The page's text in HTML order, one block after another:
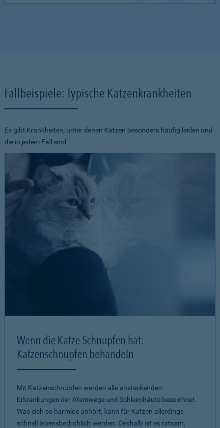
Fallbeispiele: Typische Katzenkrankheiten
Es gibt Krankheiten, unter denen Katzen besonders häufig leiden und
die in jedem Fall sind.
Wenn die Katze Schnupfen hat:
Katzenschnupfen behandeln
Mit Katzenschnupfen werden alle ansteckenden
Erkrankungen der Atemwege und Schleimhäute bezeichnet.
Was sich so harmlos anhört, kann für Katzen allerdings
schnell lebensbedrohlich werden. Deshalb ist es ratsam,